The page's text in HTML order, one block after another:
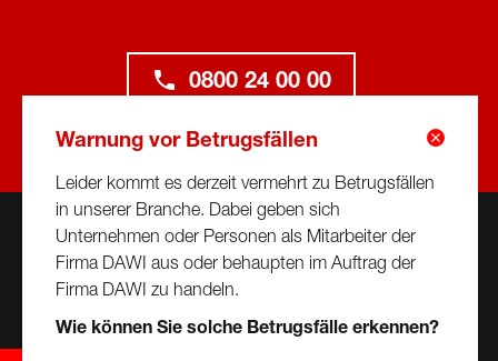
0800 24 00 00
Warnung vor Betrugsfällen
Leider kommt es derzeit vermehrt zu Betrugsfällen
in unserer Branche. Dabei geben sich
Unternehmen oder Personen als Mitarbeiter der
Firma DAWI aus oder behaupten im Auftrag der
Firma DAWI zu handeln.
Wie können Sie solche Betrugsfälle erkennen?
Kontakt Datenschutz & Compliance
Impressum
AGB